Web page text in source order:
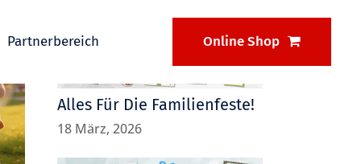
Online Shop
Partnerbereich
Alles Für Die Familienfeste!
18 März, 2026